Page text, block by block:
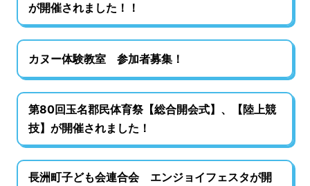
が開催されました！！
カヌー体験教室 参加者募集！
第80回玉名郡民体育祭【総合開会式】、【陸上競
技】が開催されました！
長洲町子ども会連合会 エンジョイフェスタが開